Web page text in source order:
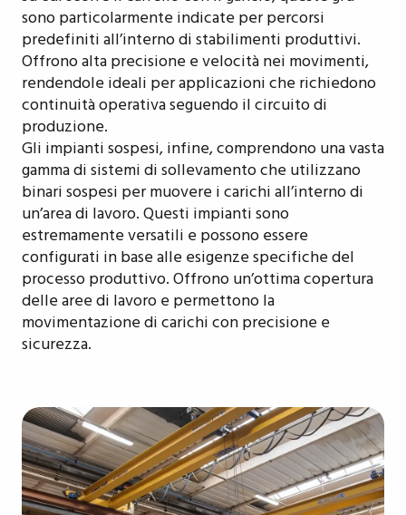
sono particolarmente indicate per percorsi
predefiniti all’interno di stabilimenti produttivi.
Offrono alta precisione e velocità nei movimenti,
rendendole ideali per applicazioni che richiedono
continuità operativa seguendo il circuito di
produzione.
Gli impianti sospesi, infine, comprendono una vasta
gamma di sistemi di sollevamento che utilizzano
binari sospesi per muovere i carichi all’interno di
un’area di lavoro. Questi impianti sono
estremamente versatili e possono essere
configurati in base alle esigenze specifiche del
processo produttivo. Offrono un’ottima copertura
delle aree di lavoro e permettono la
movimentazione di carichi con precisione e
sicurezza.